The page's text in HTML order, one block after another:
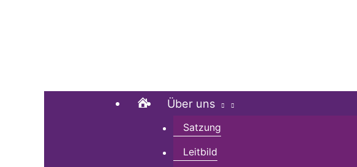
HomeÜber uns
Satzung
Leitbild